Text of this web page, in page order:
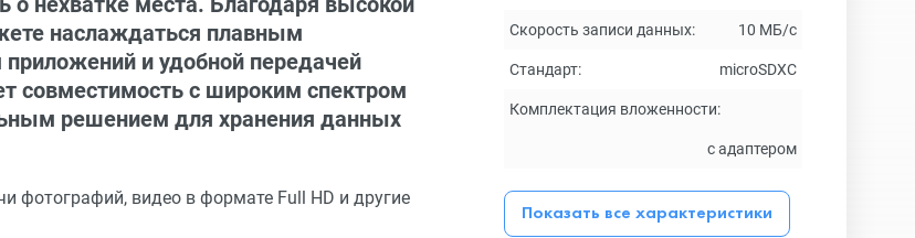
наслаждаться плавным
и удобной передачей
совместимость с широким спектром
решением для хранения данных
фотографий, видео в формате Full HD и другие
Скорость записи данных: 10 МБ/с
Стандарт: microSDXC
Комплектация вложенности:
с адаптером
Показать все характеристики